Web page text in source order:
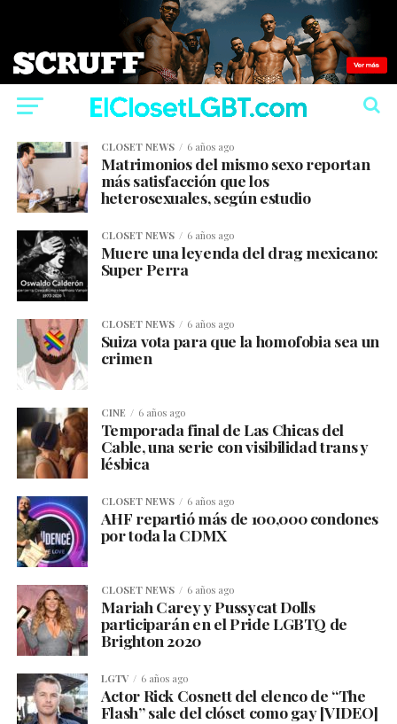
CLOSET NEWS 6 años ago
Matrimonios del mismo sexo reportan
más satisfacción que los
heterosexuales, según estudio
CLOSET NEWS 6 años ago
Muere una leyenda del drag mexicano:
Super Perra
CLOSET NEWS 6 años ago
Suiza vota para que la homofobia sea un
crimen
CINE 6 años ago
Temporada final de Las Chicas del
Cable, una serie con visibilidad trans y
lésbica
CLOSET NEWS 6 años ago
AHF repartió más de 100,000 condones
por toda la CDMX
CLOSET NEWS 6 años ago
Mariah Carey y Pussycat Dolls
participarán en el Pride LGBTQ de
Brighton 2020
LGTV 6 años ago
Actor Rick Cosnett del elenco de “The
Flash” sale del clóset como gay [VIDEO]